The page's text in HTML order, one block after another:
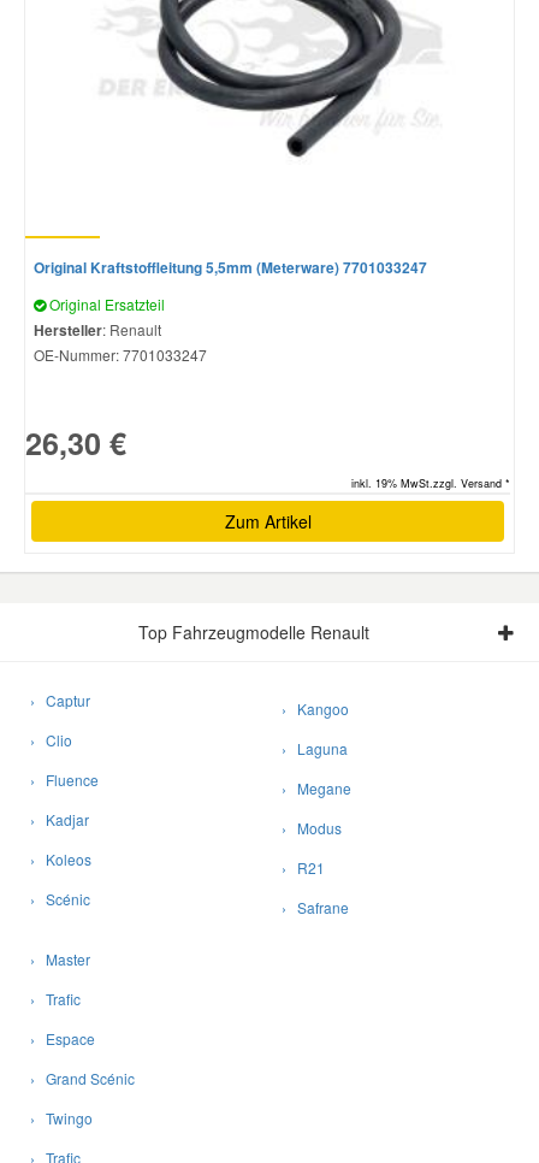
Original Kraftstoffleitung 5,5mm (Meterware) 7701033247
Original Ersatzteil
Hersteller: Renault
OE-Nummer:7701033247
26,30 €
inkl. 19% MwSt.zzgl. Versand *
Zum Artikel
Top Fahrzeugmodelle Renault
› Captur
› Clio
› Fluence
› Kadjar
› Koleos
› Scénic
› Kangoo
› Laguna
› Megane
› Modus
› R21
› Safrane
› Master
› Trafic
› Espace
› Grand Scénic
› Twingo
› Trafic